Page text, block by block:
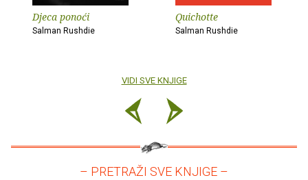
Djeca ponoći
Salman Rushdie
Quichotte
Salman Rushdie
VIDI SVE KNJIGE
– PRETRAŽI SVE KNJIGE –